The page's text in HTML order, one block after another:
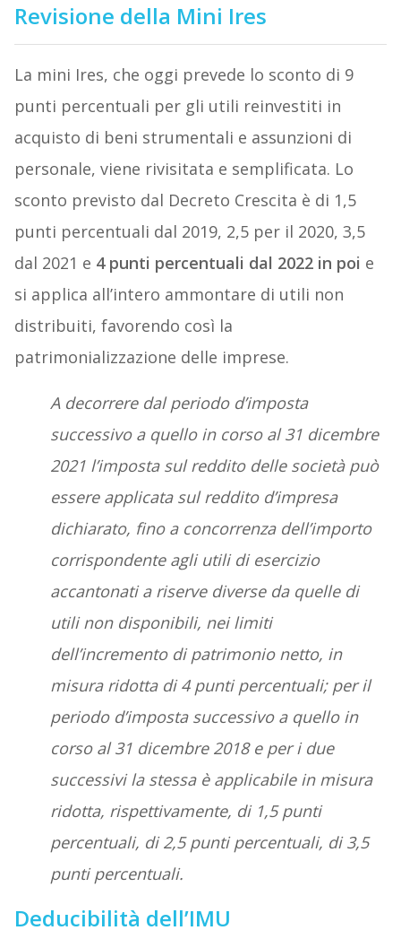
Revisione della Mini Ires
La mini Ires, che oggi prevede lo sconto di 9
punti percentuali per gli utili reinvestiti in
acquisto di beni strumentali e assunzioni di
personale, viene rivisitata e semplificata. Lo
sconto previsto dal Decreto Crescita è di 1,5
punti percentuali dal 2019, 2,5 per il 2020, 3,5
dal 2021 e 4 punti percentuali dal 2022 in poi e
si applica all’intero ammontare di utili non
distribuiti, favorendo così la
patrimonializzazione delle imprese.
A decorrere dal periodo d’imposta
successivo a quello in corso al 31 dicembre
2021 l’imposta sul reddito delle società può
essere applicata sul reddito d’impresa
dichiarato, fino a concorrenza dell’importo
corrispondente agli utili di esercizio
accantonati a riserve diverse da quelle di
utili non disponibili, nei limiti
dell’incremento di patrimonio netto, in
misura ridotta di 4 punti percentuali; per il
periodo d’imposta successivo a quello in
corso al 31 dicembre 2018 e per i due
successivi la stessa è applicabile in misura
ridotta, rispettivamente, di 1,5 punti
percentuali, di 2,5 punti percentuali, di 3,5
punti percentuali.
Deducibilità dell’IMU